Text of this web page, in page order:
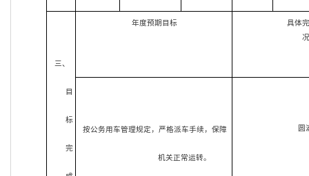
三、
目
标
完
年度预期目标
具体
按公务用车管理规定，严格派车手续，保障
机关正常运转。
圆